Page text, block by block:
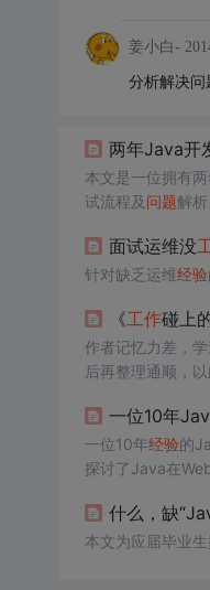
姜小白-
分析解决问
两年Java开
本文是一位拥有两
试流程及 问题解
面试运维没
针对缺乏运维经验
《工作碰上
作者记忆力差，
后再整理通顺，
一位10年
一位10年经验的
探讨了Java在
什么，缺
本文为应届毕业